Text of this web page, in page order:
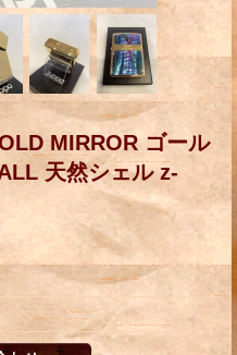
MIRROR ゴール
天然シェル z-